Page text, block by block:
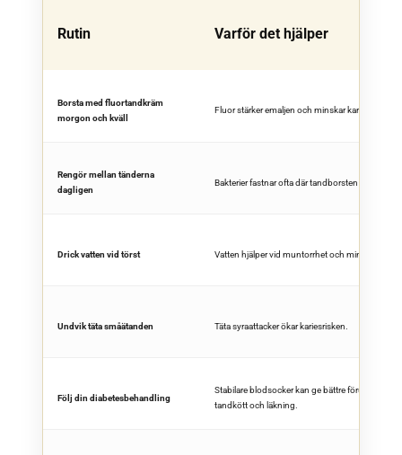
Rutin Varför det hjälper
Borsta med fluortandkräm
morgon och kväll
Fluor stärker emaljen och minskar kariesrisken.
Rengör mellan tänderna
dagligen
Bakterier fastnar ofta där tandborsten inte
Drick vatten vid törst Vatten hjälper vid muntorrhet och minskar
Undvik täta småätanden Täta syraattacker ökar kariesrisken.
Följ din diabetesbehandling
Stabilare blodsocker kan ge bättre
tandkött och läkning.